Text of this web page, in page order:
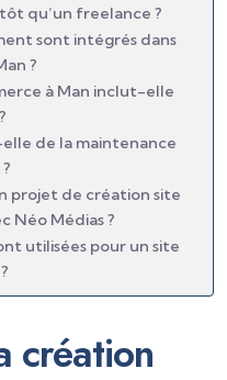
qu’un freelance ?
sont intégrés dans
?
à Man inclut-elle
de la maintenance
projet de création site
Néo Médias ?
utilisées pour un site
création